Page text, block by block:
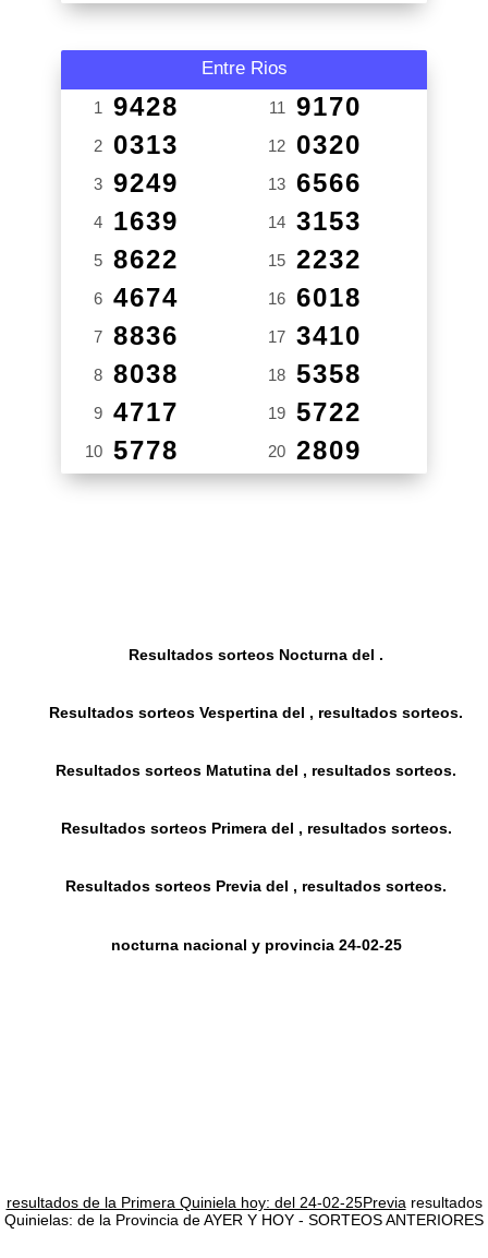
Entre Rios
1 9428
2 0313
3 9249
4 1639
5 8622
6 4674
7 8836
8 8038
9 4717
10 5778
11 9170
12 0320
13 6566
14 3153
15 2232
16 6018
17 3410
18 5358
19 5722
20 2809
Resultados sorteos Nocturna del .
Resultados sorteos Vespertina del , resultados sorteos.
Resultados sorteos Matutina del , resultados sorteos.
Resultados sorteos Primera del , resultados sorteos.
Resultados sorteos Previa del , resultados sorteos.
nocturna nacional y provincia 24-02-25
resultados de la Primera Quiniela hoy: del 24-02-25Previa resultados
Quinielas: de la Provincia de AYER Y HOY - SORTEOS ANTERIORES